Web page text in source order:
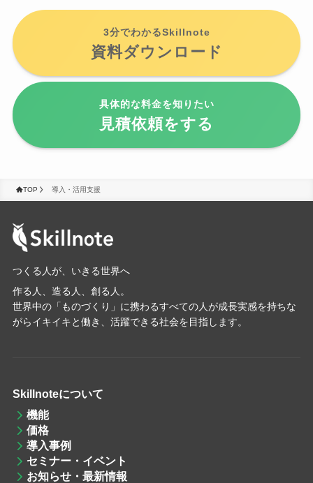
3分でわかるSkillnote
資料ダウンロード
具体的な料金を知りたい
見積依頼をする
TOP 導入・活用支援
つくる人が、いきる世界へ
作る人、造る人、創る人。
世界中の「ものづくり」に携わるすべての人が成長実感を持ちな
がらイキイキと働き、活躍できる社会を目指します。
Skillnoteについて
機能
価格
導入事例
セミナー・イベント
お知らせ・最新情報